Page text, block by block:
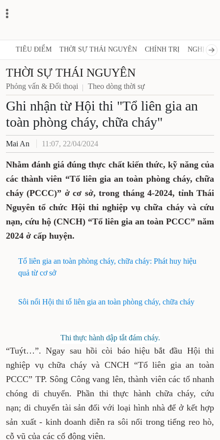
TIÊU ĐIỂM THỜI SỰ THÁI NGUYÊN CHÍNH TRỊ NGHỊ
THỜI SỰ THÁI NGUYÊN
Phỏng vấn & Đối thoại Theo dòng thời sự
Ghi nhận từ Hội thi "Tổ liên gia an
toàn phòng cháy, chữa cháy"
Mai An 11:07, 22/04/2024
Nhằm đánh giá đúng thực chất kiến thức, kỹ năng của
các thành viên “Tổ liên gia an toàn phòng cháy, chữa
cháy (PCCC)” ở cơ sở, trong tháng 4-2024, tỉnh Thái
Nguyên tổ chức Hội thi nghiệp vụ chữa cháy và cứu
nạn, cứu hộ (CNCH) “Tổ liên gia an toàn PCCC” năm
2024 ở cấp huyện.
Tổ liên gia an toàn phòng cháy, chữa cháy: Phát huy hiệu
quả từ cơ sở
Sôi nổi Hội thi tổ liên gia an toàn phòng cháy, chữa cháy
Thi thực hành dập tắt đám cháy.
“Tuýt…”. Ngay sau hồi còi báo hiệu bắt đầu Hội thi
nghiệp vụ chữa cháy và CNCH “Tổ liên gia an toàn
PCCC” TP. Sông Công vang lên, thành viên các tổ nhanh
chóng di chuyển. Phần thi thực hành chữa cháy, cứu
nạn; di chuyển tài sản đối với loại hình nhà để ở kết hợp
sản xuất - kinh doanh diễn ra sôi nổi trong tiếng reo hò,
cỗ vũ của các cổ động viên.